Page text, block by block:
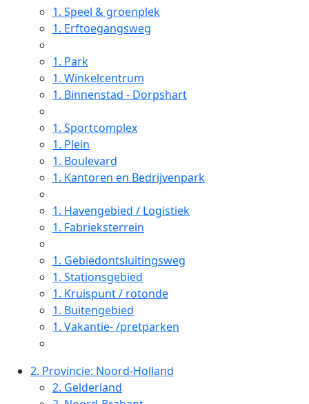
1. Speel & groenplek
1. Erftoegangsweg
1. Park
1. Winkelcentrum
1. Binnenstad - Dorpshart
1. Sportcomplex
1. Plein
1. Boulevard
1. Kantoren en Bedrijvenpark
1. Havengebied / Logistiek
1. Fabrieksterrein
1. Gebiedontsluitingsweg
1. Stationsgebied
1. Kruispunt / rotonde
1. Buitengebied
1. Vakantie- /pretparken
2. Provincie: Noord-Holland
2. Gelderland